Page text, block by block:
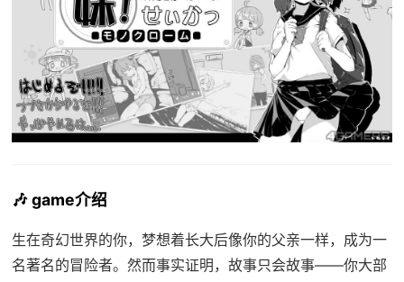
🎶 game介绍
生在奇幻世界的你，梦想着长大后像你的父亲一样，成为一
名著名的冒险者。然而事实证明，故事只会故事——你大部